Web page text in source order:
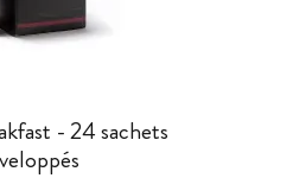
- 24 sachets